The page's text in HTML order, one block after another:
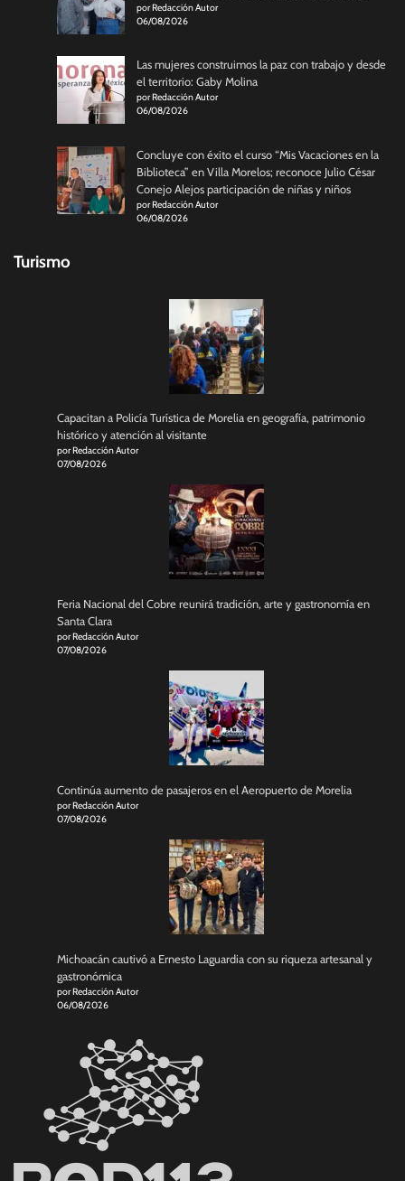
por Redacción Autor
06/08/2026
Las mujeres construimos la paz con trabajo y desde
el territorio: Gaby Molina
por Redacción Autor
06/08/2026
Concluye con éxito el curso “Mis Vacaciones en la
Biblioteca” en Villa Morelos; reconoce Julio César
Conejo Alejos participación de niñas y niños
por Redacción Autor
06/08/2026
Turismo
Capacitan a Policía Turística de Morelia en geografía, patrimonio
histórico y atención al visitante
por Redacción Autor
07/08/2026
Feria Nacional del Cobre reunirá tradición, arte y gastronomía en
Santa Clara
por Redacción Autor
07/08/2026
Continúa aumento de pasajeros en el Aeropuerto de Morelia
por Redacción Autor
07/08/2026
Michoacán cautivó a Ernesto Laguardia con su riqueza artesanal y
gastronómica
por Redacción Autor
06/08/2026